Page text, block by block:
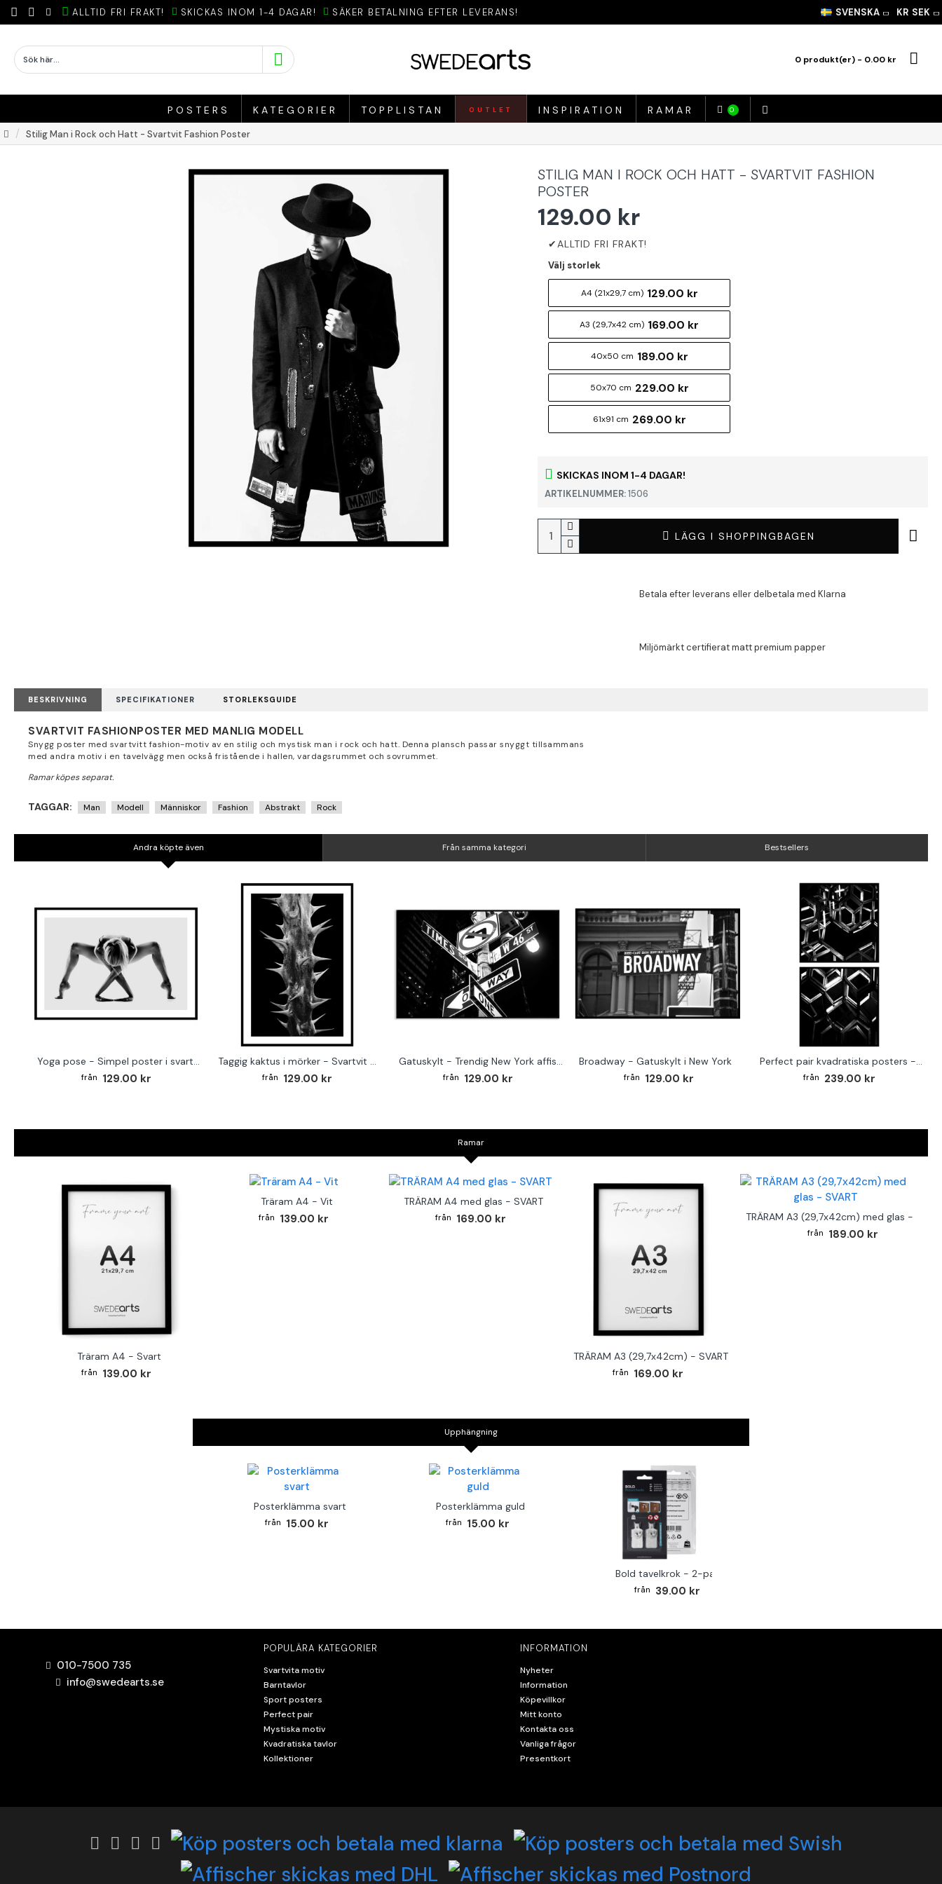
ALLTID FRI FRAKT! SKICKAS INOM 1-4 DAGAR! SÄKER BETALNING EFTER LEVERANS! SVENSKA KR SEK
0 produkt(er) - 0.00 kr
POSTERS KATEGORIER TOPPLISTAN OUTLET INSPIRATION RAMAR 0
Stilig Man i Rock och Hatt - Svartvit Fashion Poster
STILIG MAN I ROCK OCH HATT - SVARTVIT FASHION
POSTER
SKICKAS INOM 1-4 DAGAR!
ARTIKELNUMMER:1506
129.00 kr
Välj storlek
A4 (21x29,7 cm) 129.00 kr
A3 (29,7x42 cm) 169.00 kr
40x50 cm 189.00 kr
50x70 cm 229.00 kr
61x91 cm 269.00 kr
LÄGG I SHOPPINGBAGEN
BESKRIVNING SPECIFIKATIONER STORLEKSGUIDE
SVARTVIT FASHIONPOSTER MED MANLIG MODELL
Snygg poster med svartvitt fashion-motiv av en stilig och mystisk man i rock och hatt. Denna plansch passar snyggt tillsammans
med andra motiv i en tavelvägg men också fristående i hallen, vardagsrummet och sovrummet.
TAGGAR: Man Modell Människor Fashion Abstrakt Rock
Andra köpte även Från samma kategori Bestsellers
Yoga pose - Simpel poster i svartvitt
129.00 kr
Taggig kaktus i mörker - Svartvit plansch
129.00 kr
Gatuskylt - Trendig New York affisch
129.00 kr
Broadway - Gatuskylt i New York
129.00 kr
Perfect pair kvadratiska posters - Abstrakt arkitektur
239.00 kr
Ramar
Träram A4 - Svart
139.00 kr
Träram A4 - Vit
139.00 kr
TRÄRAM A4 med glas - SVART
169.00 kr
TRÄRAM A3 (29,7x42cm) - SVART
169.00 kr
TRÄRAM A3 (29,7x42cm) med glas -
189.00 kr
Upphängning
Posterklämma svart
15.00 kr
Posterklämma guld
15.00 kr
Bold tavelkrok - 2-pack
39.00 kr
010-7500 735
info@swedearts.se
POPULÄRA KATEGORIER
Svartvita motiv
Barntavlor
Sport posters
Perfect pair
Mystiska motiv
Kvadratiska tavlor
Kollektioner
INFORMATION
Nyheter
Information
Köpevillkor
Mitt konto
Kontakta oss
Vanliga frågor
Presentkort